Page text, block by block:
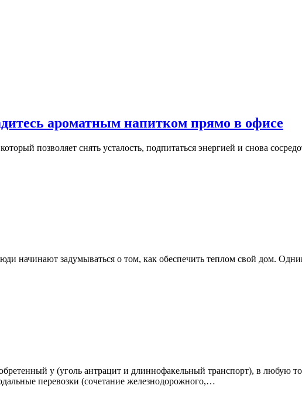
ароматным напитком прямо в офисе
позволяет снять усталость, подпитаться энергией и снова
начинают задумываться о том, как обеспечить теплом свой дом.
у (уголь антрацит и длиннофакельный транспорт), в любую
перевозки (сочетание железнодорожного,…